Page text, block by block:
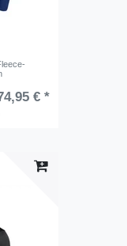
€ *